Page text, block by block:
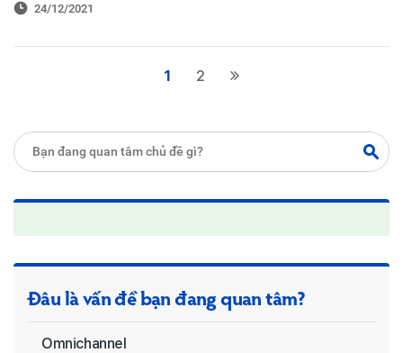
24/12/2021
1 2
Đâu là vấn đề bạn đang quan tâm?
Omnichannel